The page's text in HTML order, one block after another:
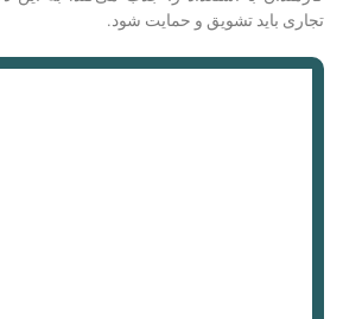
بیشتر بدانید :دعوت به همکاری کارآفرینان در تولید